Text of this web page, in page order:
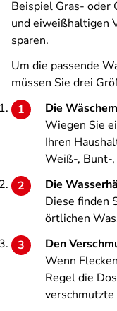
Beispiel Gras- oder
und eiweißhaltigen
sparen.
Um die passende
müssen Sie drei
Die
Wiegen Sie
Ihren
Weiß-, Bunt-,
Die
Diese finden
örtlichen
Den
Wenn
Regel die